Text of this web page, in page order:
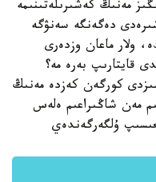
مەنىڭ كەشىرىلەتىنىمە
دەگەنگە سەنۋگە
ولار ماعان وزدەرى
قايتارىپ بەرە مە؟
كورگەن كەزدە مەنىڭ
مەن شاڭىراعىم ەلەس
ۇلگەرگەندەي